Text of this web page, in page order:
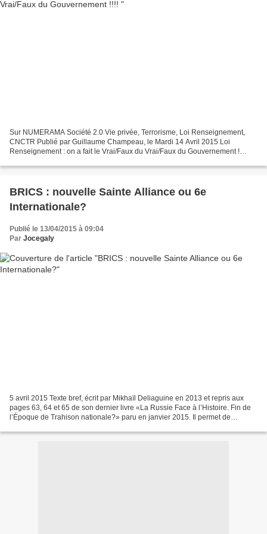
Sur NUMERAMA Société 2.0 Vie privée, Terrorisme, Loi Renseignement,
CNCTR Publié par Guillaume Champeau, le Mardi 14 Avril 2015 Loi
Renseignement : on a fait le Vrai/Faux du Vrai/Faux du Gouvernement !
BRICS : nouvelle Sainte Alliance ou 6e
Internationale?
Publié le 13/04/2015 à 09:04
Par Jocegaly
5 avril 2015 Texte bref, écrit par Mikhaïl Deliaguine en 2013 et repris aux
pages 63, 64 et 65 de son dernier livre «La Russie Face à l’Histoire. Fin de
l’Époque de Trahison nationale?» paru en janvier 2015. Il permet de